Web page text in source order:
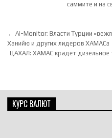
саммите и на
Навигация по
← Al-Monitor: Власти Турции
Ханийю и других лидеров ХАМАСа
ЦАХАЛ: ХАМАС крадет дизельное
КУРС ВАЛЮТ